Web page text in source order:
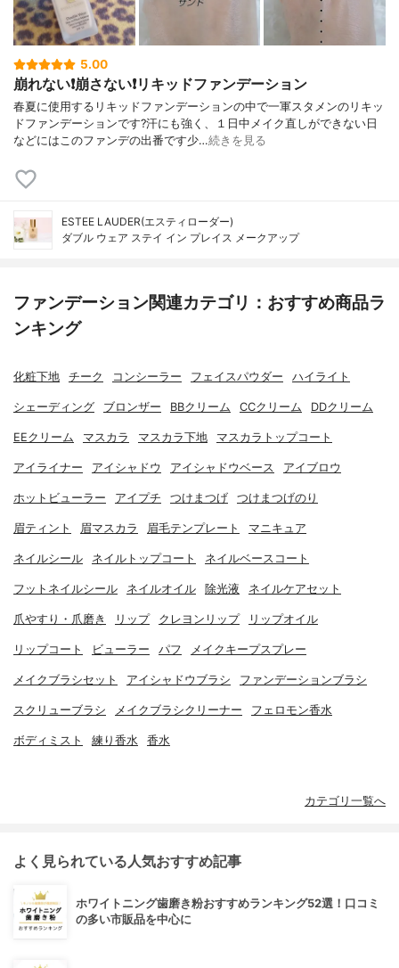
5.00
崩れない❗️崩さない❗️リキッドファンデーション
春夏に使用するリキッドファンデーションの中で一軍スタメンのリキッ
ドファンデーションです?汗にも強く、１日中メイク直しができない日
などにはこのファンデの出番です少…続きを見る
ESTEE LAUDER(エスティローダー)
ダブル ウェア ステイ イン プレイス メークアップ
ファンデーション関連カテゴリ：おすすめ商品ラ
ンキング
化粧下地 チーク コンシーラー フェイスパウダー ハイライト
シェーディング ブロンザー BBクリーム CCクリーム DDクリーム
EEクリーム マスカラ マスカラ下地 マスカラトップコート
アイライナー アイシャドウ アイシャドウベース アイブロウ
ホットビューラー アイプチ つけまつげ つけまつげのり
眉ティント 眉マスカラ 眉毛テンプレート マニキュア
ネイルシール ネイルトップコート ネイルベースコート
フットネイルシール ネイルオイル 除光液 ネイルケアセット
爪やすり・爪磨き リップ クレヨンリップ リップオイル
リップコート ビューラー パフ メイクキープスプレー
メイクブラシセット アイシャドウブラシ ファンデーションブラシ
スクリューブラシ メイクブラシクリーナー フェロモン香水
ボディミスト 練り香水 香水
カテゴリ一覧へ
よく見られている人気おすすめ記事
ホワイトニング歯磨き粉おすすめランキング52選！口コミ
の多い市販品を中心に